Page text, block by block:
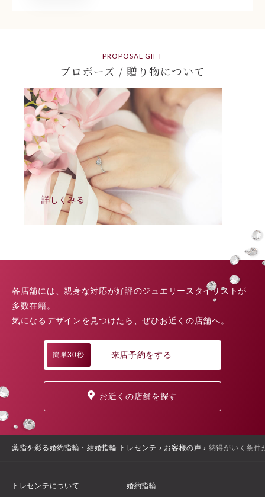
PROPOSAL GIFT
プロポーズ / 贈り物について
詳しくみる
各店舗には、親身な対応が好評のジュエリースタイリストが
多数在籍。
気になるデザインを見つけたら、ぜひお近くの店舗へ。
簡単30秒 来店予約をする
お近くの店舗を探す
薬指を彩る婚約指輪・結婚指輪 トレセンテ › お客様の声 › 納得がいく条件
トレセンテについて 婚約指輪